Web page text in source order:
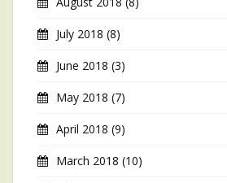
July 2018 (8)
June 2018 (3)
May 2018 (7)
April 2018 (9)
March 2018 (10)